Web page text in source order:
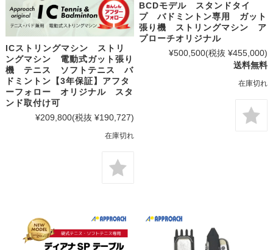
ICストリングマシン ストリ
ングマシン 電動式ガット張り
機 テニス ソフトテニス バ
ドミントン【3年保証】アフタ
ーフォロー オリジナル スタ
ンド取付け可
¥209,800(税抜 ¥190,727)
在庫切れ
BCDモデル スタンドタイ
プ バドミントン専用 ガット
張り機 ストリングマシン ア
プローチオリジナル
¥500,500(税抜 ¥455,000)
送料無料
在庫切れ